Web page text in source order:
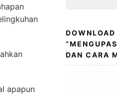
apapun
DAN CARA